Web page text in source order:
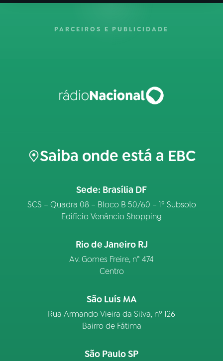
PARCEIROS E PUBLICIDADE
Saiba onde está a EBC
Sede: Brasília DF
SCS – Quadra 08 – Bloco B 50/60 – 1º Subsolo
Edifício Venâncio Shopping
Rio de Janeiro RJ
Av. Gomes Freire, n° 474
Centro
São Luís MA
Rua Armando Vieira da Silva, nº 126
Bairro de Fátima
São Paulo SP